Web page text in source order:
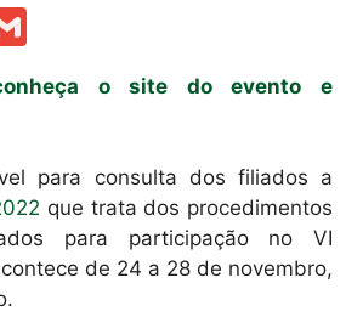
m
ai
o site do evento e
para consulta dos filiados a
que trata dos procedimentos
para participação no VI
de 24 a 28 de novembro,